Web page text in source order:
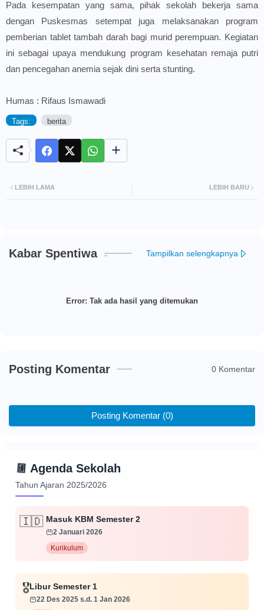
Pada kesempatan yang sama, pihak sekolah bekerja sama
dengan Puskesmas setempat juga melaksanakan program
pemberian tablet tambah darah bagi murid perempuan. Kegiatan
ini sebagai upaya mendukung program kesehatan remaja putri
dan pencegahan anemia sejak dini serta stunting.
Humas : Rifaus Ismawadi
Tags: berita
LEBIH BARU
LEBIH LAMA
Kabar Spentiwa Tampilkan selengkapnya
Error: Tak ada hasil yang ditemukan
Posting Komentar 0 Komentar
Posting Komentar (0)
📅 Agenda Sekolah
Tahun Ajaran 2025/2026
🇮🇩 Masuk KBM Semester 2
2 Januari 2026
Kurikulum
🎖️Libur Semester 1
22 Des 2025 s.d. 1 Jan 2026